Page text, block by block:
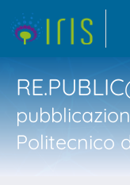
Politecnico